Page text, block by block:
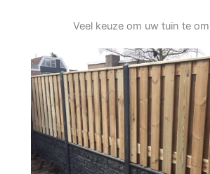
Veel keuze om uw tuin te